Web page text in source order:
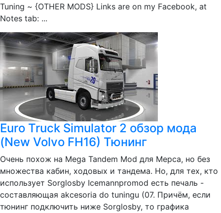
Tuning ~ {OTHER MODS} Links are on my Facebook, at
Notes tab: ...
Euro Truck Simulator 2 обзор мода
(New Volvo FH16) Тюнинг
Очень похож на Mega Tandem Mod для Мерса, но без
множества кабин, ходовых и тандема. Но, для тех, кто
использует Sorglosby Icemannpromod есть печаль -
составляющая akcesoria do tuningu (07. Причём, если
тюнинг подключить ниже Sorglosby, то графика